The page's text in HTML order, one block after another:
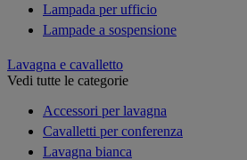
Lampada per ufficio
Lampade a sospensione
Lavagna e cavalletto
Vedi tutte le categorie
Accessori per lavagna
Cavalletti per conferenza
Lavagna bianca